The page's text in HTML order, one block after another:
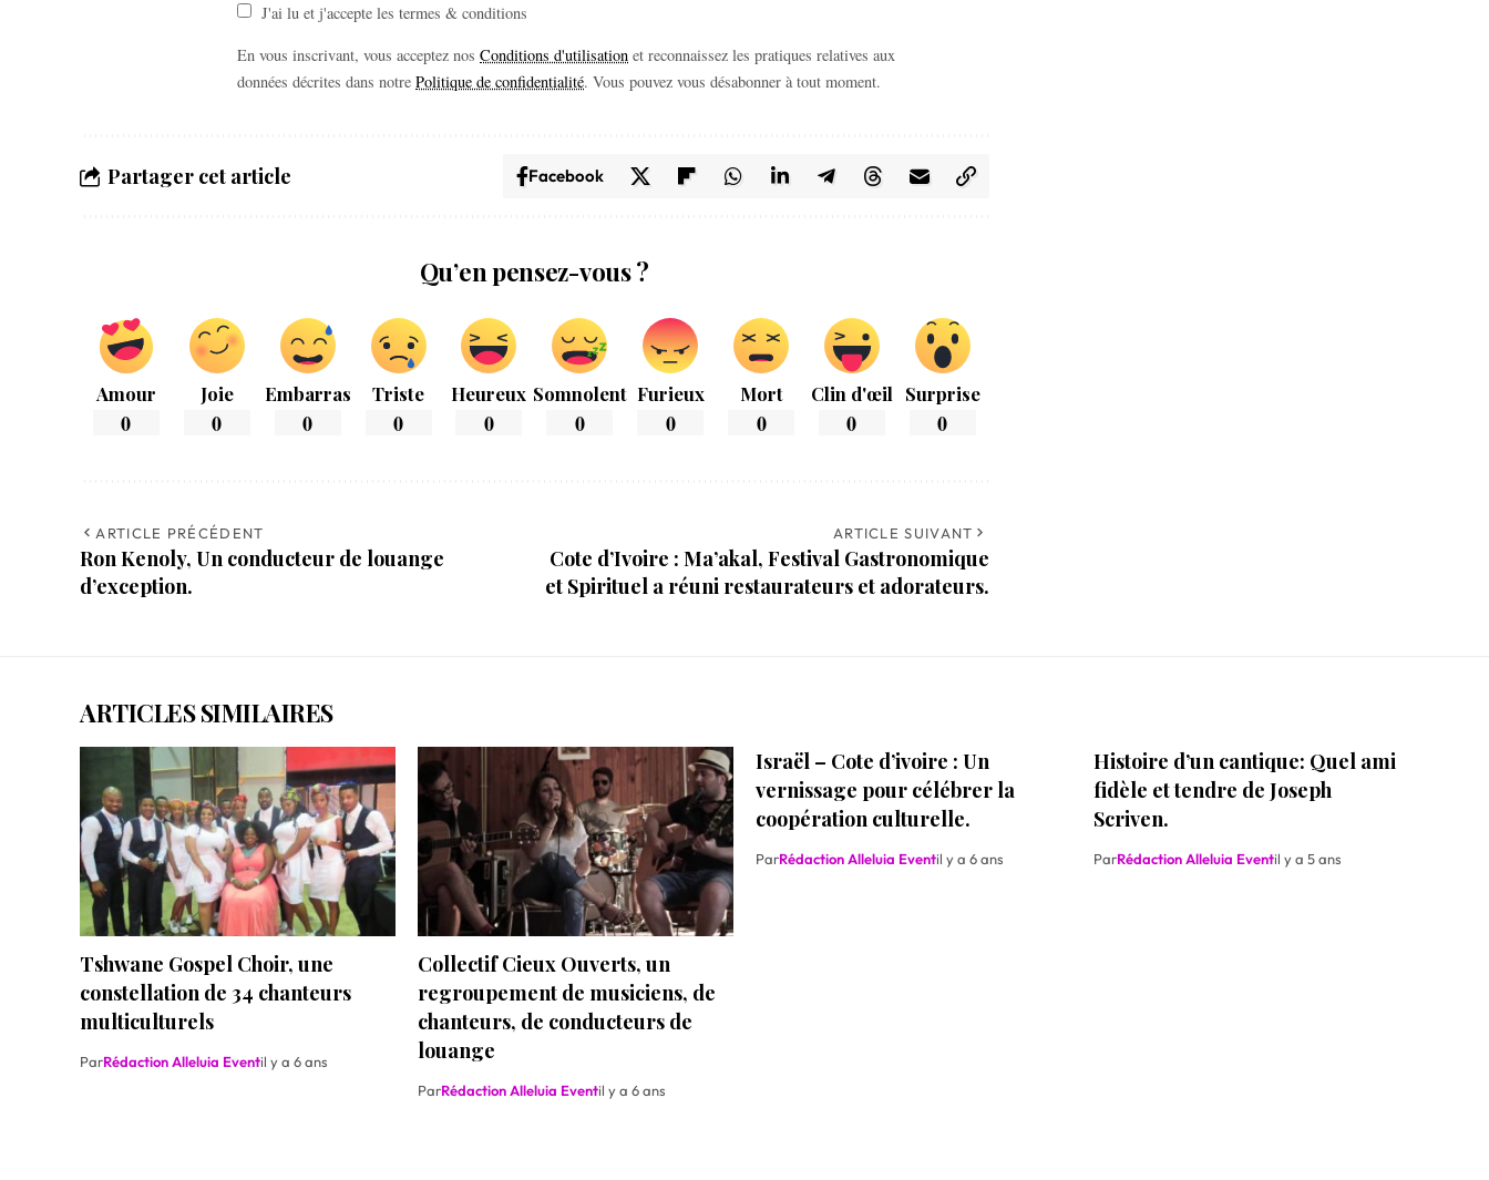
J'ai lu et j'accepte les termes & conditions
En vous inscrivant, vous acceptez nosConditions d'utilisation et reconnaissez les pratiques relatives aux
données décrites dans notrePolitique de confidentialité. Vous pouvez vous désabonner à tout moment.
Partager cet article Facebook
Qu’en pensez-vous ?
Amour
0
Joie
0
Embarras
0
Triste
0
Heureux
0
Somnolent
0
Furieux
0
Mort
0
Clin d'œil
0
Surprise
0
ARTICLE PRÉCÉDENT
Ron Kenoly, Un conducteur de louange
d’exception.
ARTICLE SUIVANT
Cote d’Ivoire : Ma’akal, Festival Gastronomique
et Spirituel a réuni restaurateurs et adorateurs.
ARTICLES SIMILAIRES
Tshwane Gospel Choir, une
constellation de 34 chanteurs
multiculturels
ParRédaction Alleluia Eventil y a 6 ans
Collectif Cieux Ouverts, un
regroupement de musiciens, de
chanteurs, de conducteurs de
louange
ParRédaction Alleluia Eventil y a 6 ans
Israël – Cote d’ivoire : Un
vernissage pour célébrer la
coopération culturelle.
ParRédaction Alleluia Eventil y a 6 ans
Histoire d’un cantique: Quel ami
fidèle et tendre de Joseph
Scriven.
ParRédaction Alleluia Eventil y a 5 ans